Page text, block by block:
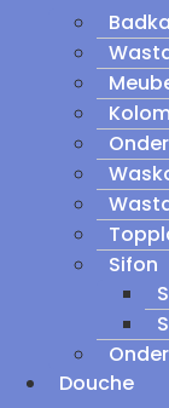
Sifon
Douche